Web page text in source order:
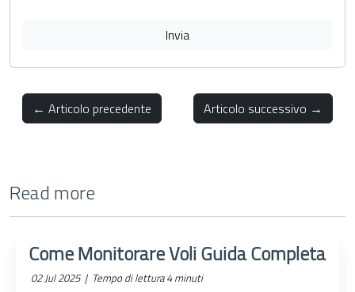
Invia
← Articolo precedente Articolo successivo →
Read more
Come Monitorare Voli Guida Completa
02 Jul 2025 | Tempo di lettura 4 minuti